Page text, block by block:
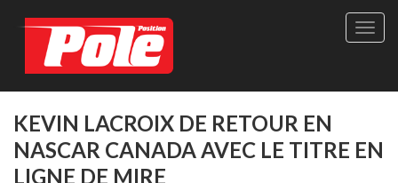
Site
Le
KEVIN LACROIX DE RETOUR EN
NASCAR CANADA AVEC LE TITRE EN
LIGNE DE MIRE